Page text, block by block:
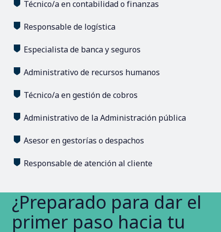
Técnico/a en contabilidad o finanzas
Responsable de logística
Especialista de banca y seguros
Administrativo de recursos humanos
Técnico/a en gestión de cobros
Administrativo de la Administración pública
Asesor en gestorías o despachos
Responsable de atención al cliente
¿Preparado para dar el
primer paso hacia tu